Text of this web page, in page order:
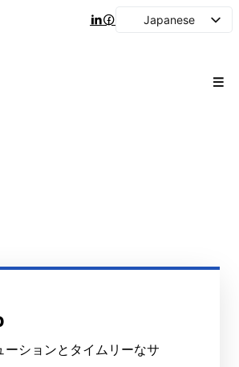
Japanese
ションとタイムリーなサ